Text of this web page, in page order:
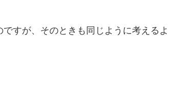
すが、そのときも同じように考えるよ